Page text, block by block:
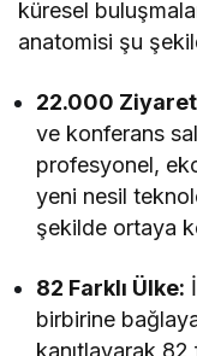
küresel
anatomisi şu
22.000
ve konferans
profesyonel,
yeni nesil
şekilde ortaya
82 Farklı Ülke:
birbirine
kanıtlayarak 82